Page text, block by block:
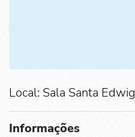
Local: Sala Santa
Informações